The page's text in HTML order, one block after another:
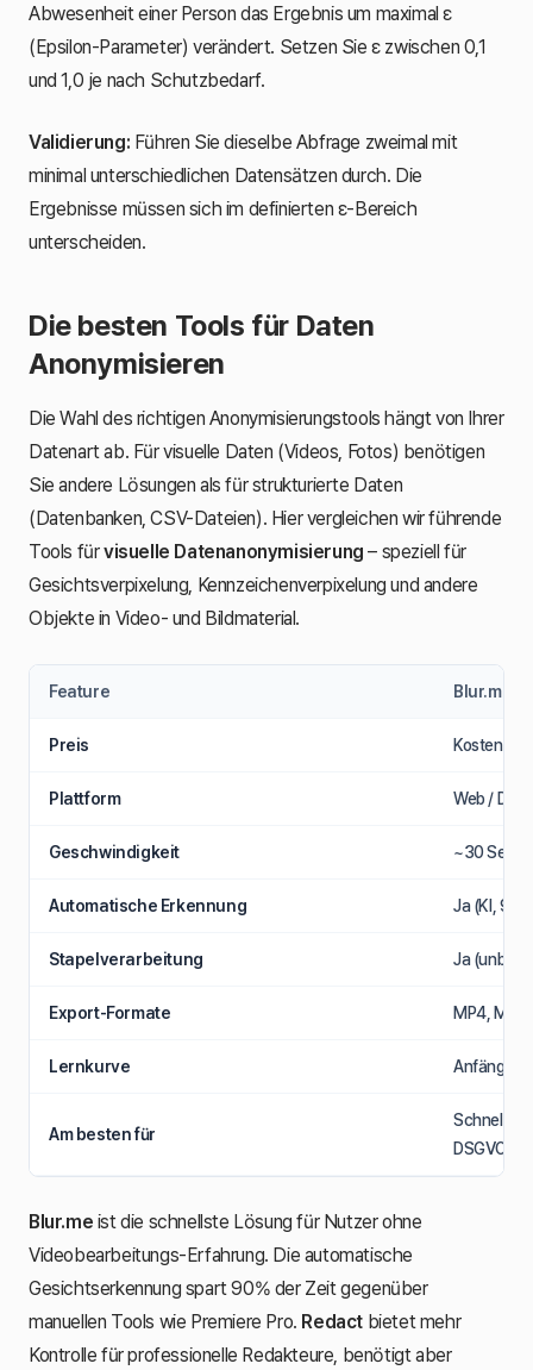
Abwesenheit einer Person das Ergebnis um maximal ε
(Epsilon-Parameter) verändert. Setzen Sie ε zwischen 0,1
und 1,0 je nach Schutzbedarf.
Validierung: Führen Sie dieselbe Abfrage zweimal mit
minimal unterschiedlichen Datensätzen durch. Die
Ergebnisse müssen sich im definierten ε-Bereich
unterscheiden.
Die besten Tools für Daten
Anonymisieren
Die Wahl des richtigen Anonymisierungstools hängt von Ihrer
Datenart ab. Für visuelle Daten (Videos, Fotos) benötigen
Sie andere Lösungen als für strukturierte Daten
(Datenbanken, CSV-Dateien). Hier vergleichen wir führende
Tools fürvisuelle Datenanonymisierung – speziell für
Gesichtsverpixelung, Kennzeichenverpixelung und andere
Objekte in Video- und Bildmaterial.
Feature Blur.me
Preis Kostenlos
Plattform Web /
Geschwindigkeit ~30 Sek.
Automatische Erkennung Ja (KI,
Stapelverarbeitung Ja
Export-Formate MP4,
Lernkurve Anfänger
Am besten für
Schnelle
DSGVO-
Blur.me ist die schnellste Lösung für Nutzer ohne
Videobearbeitungs-Erfahrung. Die automatische
Gesichtserkennung spart 90% der Zeit gegenüber
manuellen Tools wie Premiere Pro. Redact bietet mehr
Kontrolle für professionelle Redakteure, benötigt aber